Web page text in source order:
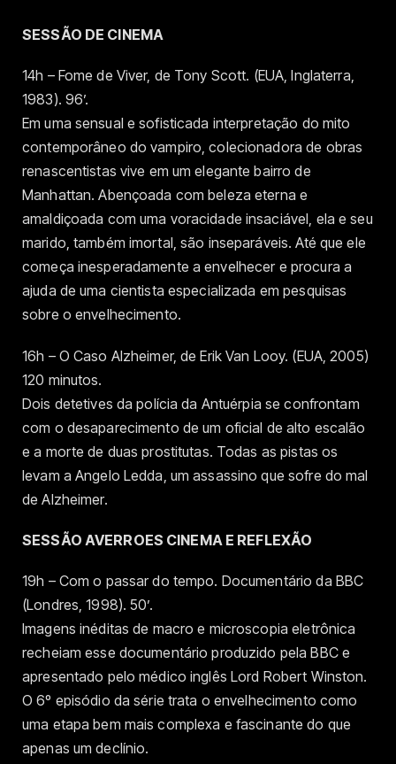
SESSÃO DE CINEMA
14h – Fome de Viver, de Tony Scott. (EUA, Inglaterra,
1983). 96’.
Em uma sensual e sofisticada interpretação do mito
contemporâneo do vampiro, colecionadora de obras
renascentistas vive em um elegante bairro de
Manhattan. Abençoada com beleza eterna e
amaldiçoada com uma voracidade insaciável, ela e seu
marido, também imortal, são inseparáveis. Até que ele
começa inesperadamente a envelhecer e procura a
ajuda de uma cientista especializada em pesquisas
sobre o envelhecimento.
16h – O Caso Alzheimer, de Erik Van Looy. (EUA, 2005)
120 minutos.
Dois detetives da polícia da Antuérpia se confrontam
com o desaparecimento de um oficial de alto escalão
e a morte de duas prostitutas. Todas as pistas os
levam a Angelo Ledda, um assassino que sofre do mal
de Alzheimer.
SESSÃO AVERROES CINEMA E REFLEXÃO
19h – Com o passar do tempo. Documentário da BBC
(Londres, 1998). 50’.
Imagens inéditas de macro e microscopia eletrônica
recheiam esse documentário produzido pela BBC e
apresentado pelo médico inglês Lord Robert Winston.
O 6º episódio da série trata o envelhecimento como
uma etapa bem mais complexa e fascinante do que
apenas um declínio.